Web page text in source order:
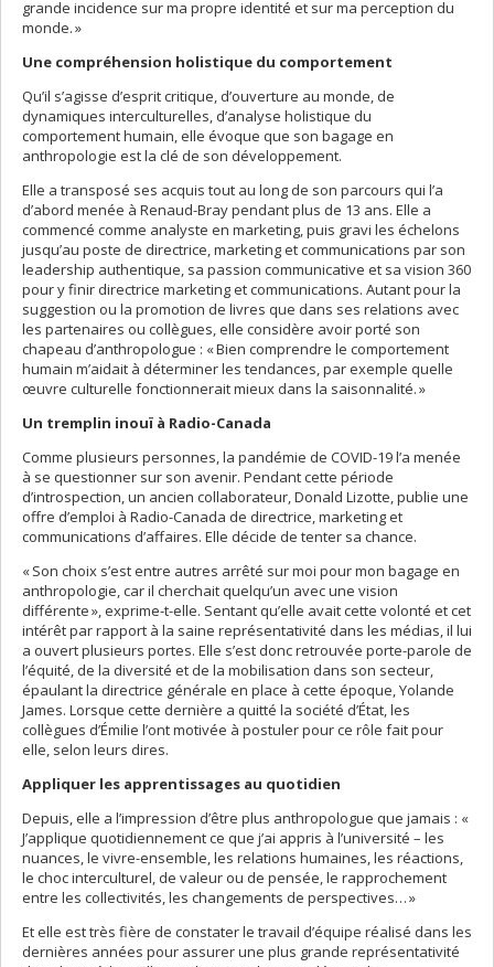
grande incidence sur ma propre identité et sur ma perception du
monde. »
Une compréhension holistique du comportement
Qu’il s’agisse d’esprit critique, d’ouverture au monde, de
dynamiques interculturelles, d’analyse holistique du
comportement humain, elle évoque que son bagage en
anthropologie est la clé de son développement.
Elle a transposé ses acquis tout au long de son parcours qui l’a
d’abord menée à Renaud-Bray pendant plus de 13 ans. Elle a
commencé comme analyste en marketing, puis gravi les échelons
jusqu’au poste de directrice, marketing et communications par son
leadership authentique, sa passion communicative et sa vision 360
pour y finir directrice marketing et communications. Autant pour la
suggestion ou la promotion de livres que dans ses relations avec
les partenaires ou collègues, elle considère avoir porté son
chapeau d’anthropologue : « Bien comprendre le comportement
humain m’aidait à déterminer les tendances, par exemple quelle
œuvre culturelle fonctionnerait mieux dans la saisonnalité. »
Un tremplin inouï à Radio-Canada
Comme plusieurs personnes, la pandémie de COVID-19 l’a menée
à se questionner sur son avenir. Pendant cette période
d’introspection, un ancien collaborateur, Donald Lizotte, publie une
offre d’emploi à Radio-Canada de directrice, marketing et
communications d’affaires. Elle décide de tenter sa chance.
« Son choix s’est entre autres arrêté sur moi pour mon bagage en
anthropologie, car il cherchait quelqu’un avec une vision
différente », exprime-t-elle. Sentant qu’elle avait cette volonté et cet
intérêt par rapport à la saine représentativité dans les médias, il lui
a ouvert plusieurs portes. Elle s’est donc retrouvée porte-parole de
l’équité, de la diversité et de la mobilisation dans son secteur,
épaulant la directrice générale en place à cette époque, Yolande
James. Lorsque cette dernière a quitté la société d’État, les
collègues d’Émilie l’ont motivée à postuler pour ce rôle fait pour
elle, selon leurs dires.
Appliquer les apprentissages au quotidien
Depuis, elle a l’impression d’être plus anthropologue que jamais : «
J’applique quotidiennement ce que j’ai appris à l’université – les
nuances, le vivre-ensemble, les relations humaines, les réactions,
le choc interculturel, de valeur ou de pensée, le rapprochement
entre les collectivités, les changements de perspectives… »
Et elle est très fière de constater le travail d’équipe réalisé dans les
dernières années pour assurer une plus grande représentativité